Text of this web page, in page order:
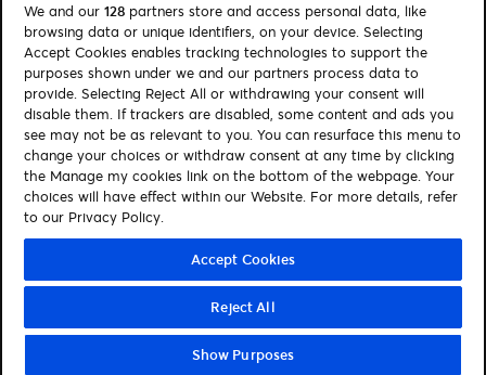
Suchen
Cookie-Einwilligungstool
Autor*innen
Kontakt
Impressum
Tickets
Folge uns:
Visit Facebook (opens in a new window)
Visit Twitter (opens in a new window)
Visit Instagram (opens in a new window)
Visit Youtube (opens in a new window)
Visit Tiktok (opens in a new
Visit Xing (opens in a new
© Ticketmaster 2026
We and our 128 partners store and access personal data, like
browsing data or unique identifiers, on your device. Selecting
Accept Cookies enables tracking technologies to support the
purposes shown under we and our partners process data to
provide. Selecting Reject All or withdrawing your consent will
disable them. If trackers are disabled, some content and ads you
see may not be as relevant to you. You can resurface this menu to
change your choices or withdraw consent at any time by clicking
the Manage my cookies link on the bottom of the webpage. Your
choices will have effect within our Website. For more details, refer
to our Privacy Policy.
Accept Cookies
Reject All
Show Purposes